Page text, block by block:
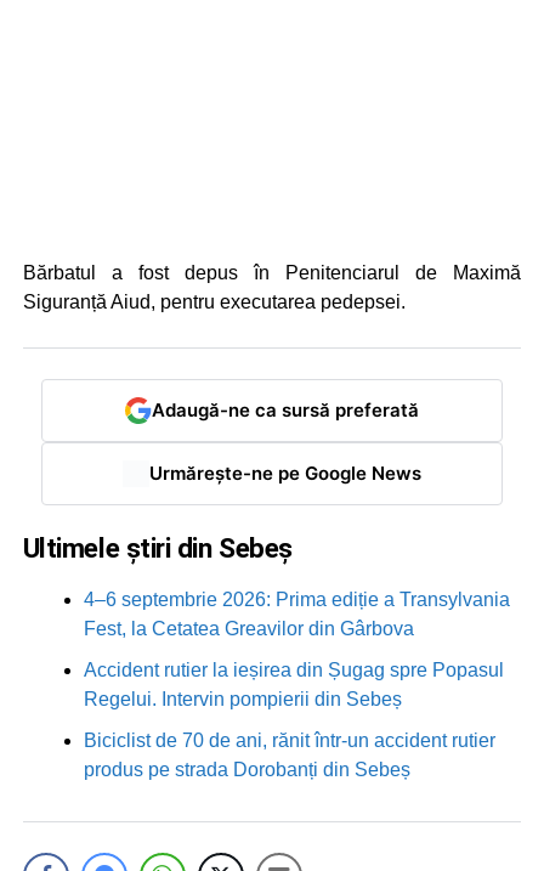
Bărbatul a fost depus în Penitenciarul de Maximă
Siguranță Aiud, pentru executarea pedepsei.
Adaugă-ne ca sursă preferată
Urmărește-ne pe Google News
Ultimele știri din Sebeș
4–6 septembrie 2026: Prima ediție a Transylvania
Fest, la Cetatea Greavilor din Gârbova
Accident rutier la ieșirea din Șugag spre Popasul
Regelui. Intervin pompierii din Sebeș
Biciclist de 70 de ani, rănit într-un accident rutier
produs pe strada Dorobanți din Sebeș